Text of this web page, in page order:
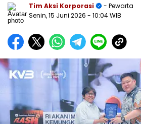
Tim Aksi Korporasi
- Pewarta
Senin, 15 Juni 2026 - 10:04 WIB